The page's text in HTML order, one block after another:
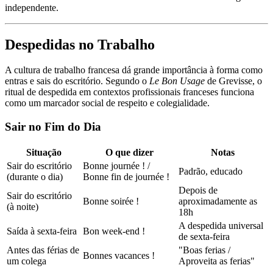
independente.
Despedidas no Trabalho
A cultura de trabalho francesa dá grande importância à forma como
entras e sais do escritório. Segundo o Le Bon Usage de Grevisse, o
ritual de despedida em contextos profissionais franceses funciona
como um marcador social de respeito e colegialidade.
Sair no Fim do Dia
Situação O que dizer
Notas
Sair do escritório
(durante o dia)
Bonne journée ! /
Bonne fin de journée !
Padrão, educado
Sair do escritório
(à noite)
Bonne soirée !
Depois de
aproximadamente as
18h
Saída à sexta-feira
Bon week-end !
A despedida universal
de sexta-feira
Antes das férias de
um colega
Bonnes vacances !
"Boas ferias /
Aproveita as ferias"